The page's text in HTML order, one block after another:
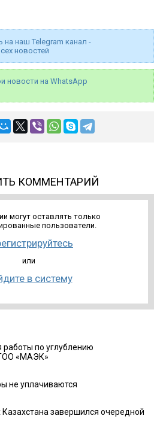
на наш Telegram канал -
новостей
новости на WhatsApp
КОММЕНТАРИЙ
могут оставлять только
пользователи.
или
в систему
работы по углублению
«МАЭК»
не уплачиваются
завершился очередной